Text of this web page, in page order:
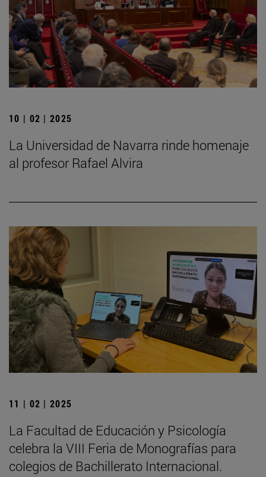
10 | 02 | 2025
La Universidad de Navarra rinde homenaje
al profesor Rafael Alvira
11 | 02 | 2025
La Facultad de Educación y Psicología
celebra la VIII Feria de Monografías para
colegios de Bachillerato Internacional.